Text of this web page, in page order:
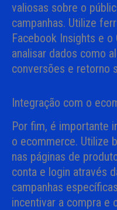
valiosas sobre o
campanhas. Utilize
Facebook Insights e o
analisar dados como
conversões e retorno
Integração com o
Por fim, é importante
o ecommerce. Utilize
nas páginas de
conta e login através
campanhas
incentivar a compra e